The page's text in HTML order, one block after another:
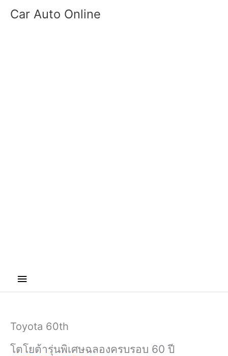
Car Auto Online
Main
Toyota 60th
โตโยต้ารุ่นพิเศษฉลองครบรอบ 60 ปี